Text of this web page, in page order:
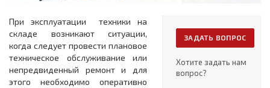
ЗАДАТЬ ВОПРОС
Хотите задать нам
вопрос?
При эксплуатации техники на
складе возникают ситуации,
когда следует провести плановое
техническое обслуживание или
непредвиденный ремонт и для
этого необходимо оперативно